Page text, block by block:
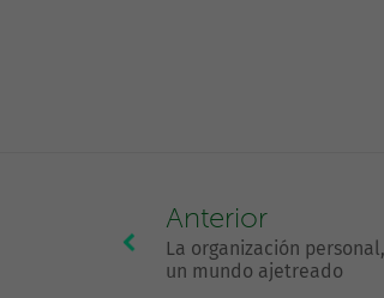
Anterior
La organización
un mundo ajetreado